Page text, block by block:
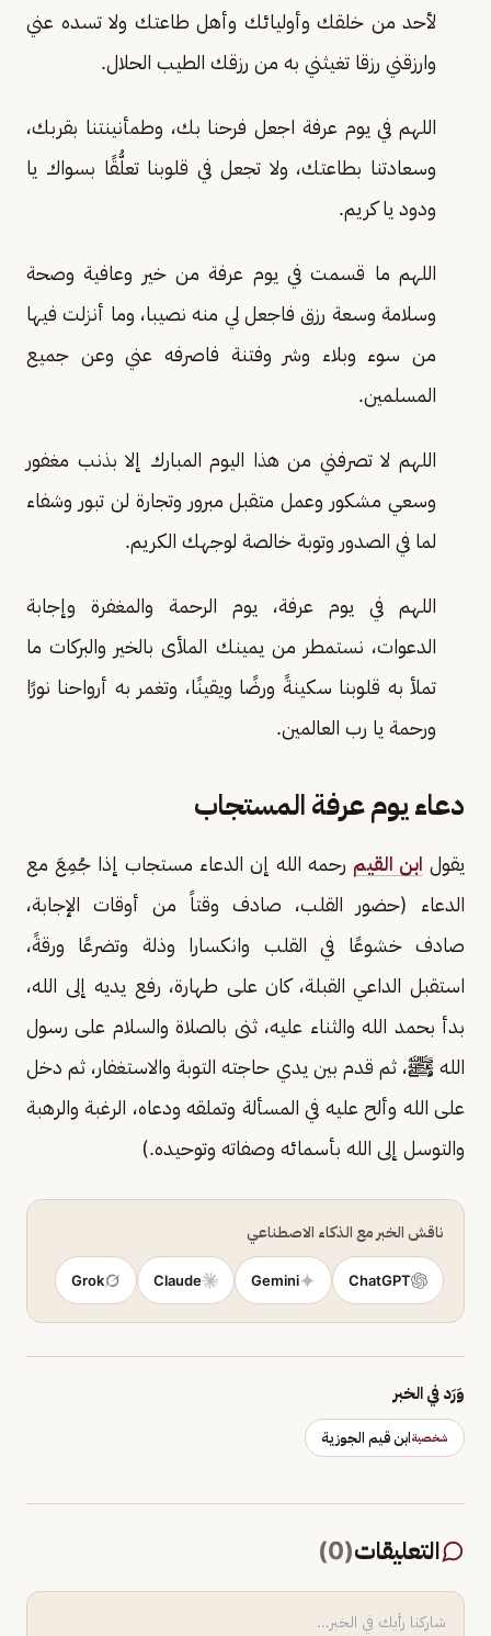
لأحد من خلقك وأوليائك وأهل طاعتك ولا تسده عني
وارزقني رزقا تغيثني به من رزقك الطيب الحلال.
اللهم في يوم عرفة اجعل فرحنا بك، وطمأنينتنا بقربك،
وسعادتنا بطاعتك، ولا تجعل في قلوبنا تعلُّقًا بسواك يا
ودود يا كريم.
اللهم ما قسمت في يوم عرفة من خير وعافية وصحة
وسلامة وسعة رزق فاجعل لي منه نصيبا، وما أنزلت فيها
من سوء وبلاء وشر وفتنة فاصرفه عني وعن جميع
المسلمين.
اللهم لا تصرفني من هذا اليوم المبارك إلا بذنب مغفور
وسعي مشكور وعمل متقبل مبرور وتجارة لن تبور وشفاء
لما في الصدور وتوبة خالصة لوجهك الكريم.
اللهم في يوم عرفة، يوم الرحمة والمغفرة وإجابة
الدعوات، نستمطر من يمينك الملأى بالخير والبركات ما
تملأ به قلوبنا سكينةً ورضًا ويقينًا، وتغمر به أرواحنا نورًا
ورحمة يا رب العالمين.
دعاء يوم عرفة المستجاب
يقول ابن القيم رحمه الله إن الدعاء مستجاب إذا جُمِعَ مع
الدعاء (حضور القلب، صادف وقتاً من أوقات الإجابة،
صادف خشوعًا في القلب وانكسارا وذلة وتضرعًا ورقةً،
استقبل الداعي القبلة، كان على طهارة، رفع يديه إلى الله،
بدأ بحمد الله والثناء عليه، ثنى بالصلاة والسلام على رسول
الله ﷺ، ثم قدم بين يدي حاجته التوبة والاستغفار، ثم دخل
على الله وألح عليه في المسألة وتملقه ودعاه، الرغبة والرهبة
والتوسل إلى الله بأسمائه وصفاته وتوحيده.)
ناقش الخبر مع الذكاء الاصطناعي
ChatGPT
Gemini
Claude
Grok
وَرَد في الخبر
شخصيةابن قيم الجوزية
التعليقات(
0
)